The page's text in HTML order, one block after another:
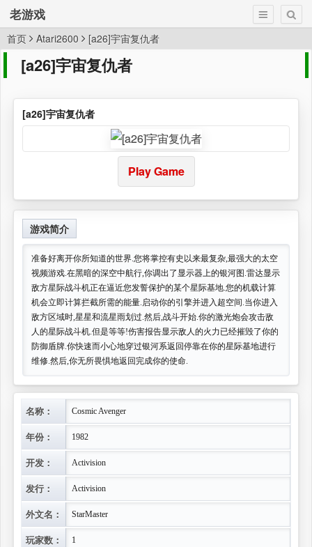
老游戏
首页 Atari2600 [a26]宇宙复仇者
[a26]宇宙复仇者
[a26]宇宙复仇者
Play Game
游戏简介
准备好离开你所知道的世界.您将掌控有史以来最复杂,最强大的太空
视频游戏.在黑暗的深空中航行,你调出了显示器上的银河图.雷达显示
敌方星际战斗机正在逼近您发誓保护的某个星际基地.您的机载计算
机会立即计算拦截所需的能量.启动你的引擎并进入超空间.当你进入
敌方区域时,星星和流星雨划过.然后,战斗开始.你的激光炮会攻击敌
人的星际战斗机.但是等等!伤害报告显示敌人的火力已经摧毁了你的
防御盾牌.你快速而小心地穿过银河系返回停靠在你的星际基地进行
维修.然后,你无所畏惧地返回完成你的使命.
名称： Cosmic Avenger
年份： 1982
开发： Activision
发行： Activision
外文名： StarMaster
玩家数： 1